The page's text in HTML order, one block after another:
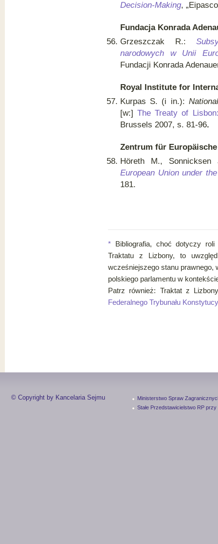
Decision-Making,
Fundacja Konrada
Grzeszczak R.:
narodowych w Unii
Fundacji Konrada
Royal Institute for
Kurpas S. (i in.):
[w:]The Treaty of
Brussels 2007, s. 81-96.
Zentrum für
Höreth M.,
European Union under
181.
* Bibliografia, choć dotyczy
Traktatu z Lizbony, to
wcześniejszego stanu prawnego,
polskiego parlamentu w
Patrz również: Traktat z
Federalnego Trybunału
© Copyright by Kancelaria Sejmu
Ministerstwo Spraw
Stałe Przedstawicielstwo RP przy